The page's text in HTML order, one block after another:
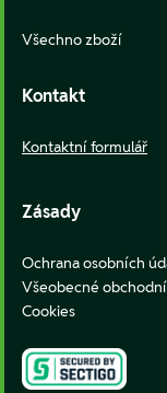
Všechno zboží
Kontakt
Kontaktní formulář
Zásady
Ochrana osobních
Všeobecné
Cookies